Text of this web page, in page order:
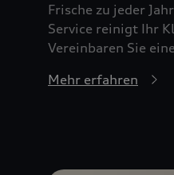
Frische zu jeder
Service reinigt Ihr
Vereinbaren Sie
Mehr erfahren